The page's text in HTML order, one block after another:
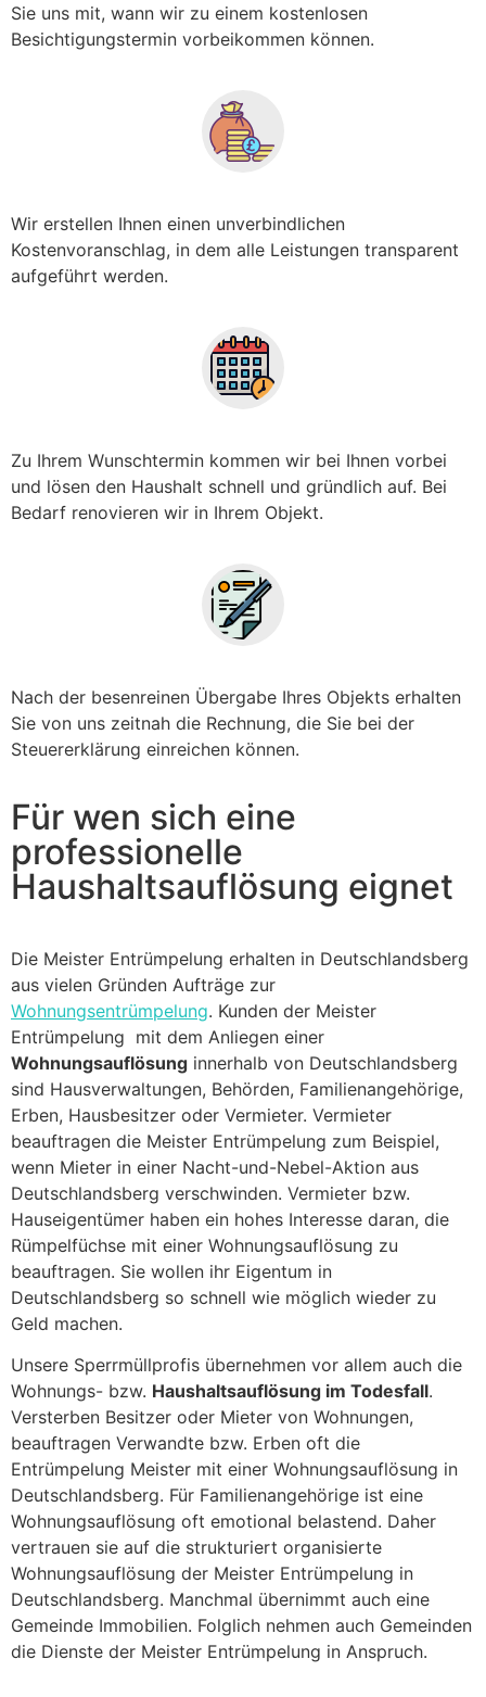
Sie uns mit, wann wir zu einem kostenlosen
Besichtigungstermin vorbeikommen können.
Wir erstellen Ihnen einen unverbindlichen
Kostenvoranschlag, in dem alle Leistungen transparent
aufgeführt werden.
Zu Ihrem Wunschtermin kommen wir bei Ihnen vorbei
und lösen den Haushalt schnell und gründlich auf. Bei
Bedarf renovieren wir in Ihrem Objekt.
Nach der besenreinen Übergabe Ihres Objekts erhalten
Sie von uns zeitnah die Rechnung, die Sie bei der
Steuererklärung einreichen können.
Für wen sich eine
professionelle
Haushaltsauflösung eignet
Die Meister Entrümpelung erhalten in Deutschlandsberg
aus vielen Gründen Aufträge zur
Wohnungsentrümpelung. Kunden der Meister
Entrümpelung mit dem Anliegen einer
Wohnungsauflösung innerhalb von Deutschlandsberg
sind Hausverwaltungen, Behörden, Familienangehörige,
Erben, Hausbesitzer oder Vermieter. Vermieter
beauftragen die Meister Entrümpelung zum Beispiel,
wenn Mieter in einer Nacht-und-Nebel-Aktion aus
Deutschlandsberg verschwinden. Vermieter bzw.
Hauseigentümer haben ein hohes Interesse daran, die
Rümpelfüchse mit einer Wohnungsauflösung zu
beauftragen. Sie wollen ihr Eigentum in
Deutschlandsberg so schnell wie möglich wieder zu
Geld machen.
Unsere Sperrmüllprofis übernehmen vor allem auch die
Wohnungs- bzw. Haushaltsauflösung im Todesfall.
Versterben Besitzer oder Mieter von Wohnungen,
beauftragen Verwandte bzw. Erben oft die
Entrümpelung Meister mit einer Wohnungsauflösung in
Deutschlandsberg. Für Familienangehörige ist eine
Wohnungsauflösung oft emotional belastend. Daher
vertrauen sie auf die strukturiert organisierte
Wohnungsauflösung der Meister Entrümpelung in
Deutschlandsberg. Manchmal übernimmt auch eine
Gemeinde Immobilien. Folglich nehmen auch Gemeinden
die Dienste der Meister Entrümpelung in Anspruch.